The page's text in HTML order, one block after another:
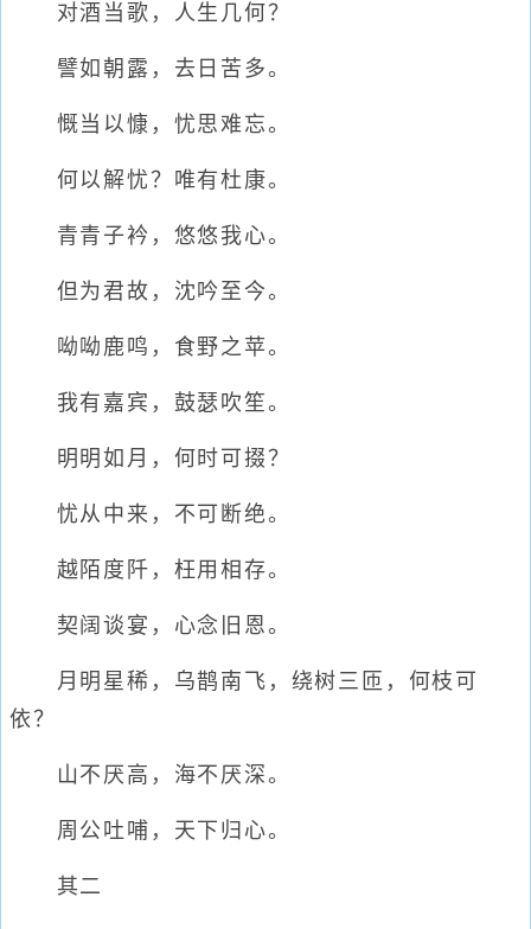
对酒当歌，人生几何？
譬如朝露，去日苦多。
慨当以慷，忧思难忘。
何以解忧？唯有杜康。
青青子衿，悠悠我心。
但为君故，沈吟至今。
呦呦鹿鸣，食野之苹。
我有嘉宾，鼓瑟吹笙。
明明如月，何时可掇？
忧从中来，不可断绝。
越陌度阡，枉用相存。
契阔谈宴，心念旧恩。
月明星稀，乌鹊南飞，绕树三匝，何枝可
依？
山不厌高，海不厌深。
周公吐哺，天下归心。
其二